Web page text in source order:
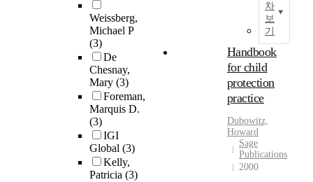
Weissberg,
Michael P
(3)
De
Chesnay,
Mary (3)
Foreman,
Marquis D.
(3)
IGI
Global (3)
Kelly,
Patricia (3)
차
보
기
Handbook
for child
protection
practice
Dubowitz,
Howard
Sage
Publications
2000